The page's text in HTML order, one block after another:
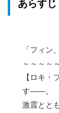
あらす
「フィ
～～～～
【ロキ・
す――。
激震とと